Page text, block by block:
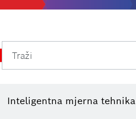
Traži
Inteligentna mjerna tehnika